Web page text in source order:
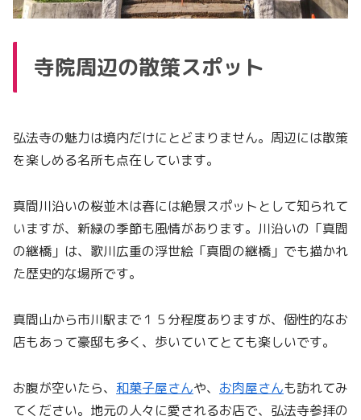
寺院周辺の散策スポット
弘法寺の魅力は境内だけにとどまりません。周辺には散策
を楽しめる名所も点在しています。
真間川沿いの桜並木は春には絶景スポットとして知られて
いますが、新緑の季節も風情があります。川沿いの「真間
の継橋」は、歌川広重の浮世絵「真間の継橋」でも描かれ
た歴史的な場所です。
真間山から市川駅まで１５分程度ありますが、個性的なお
店もあって豪邸も多く、歩いていてとても楽しいです。
お腹が空いたら、 和菓子屋さんや、 お肉屋さんも訪れてみ
てください。地元の人々に愛されるお店で、弘法寺参拝の